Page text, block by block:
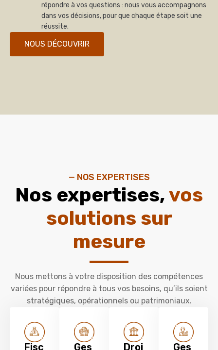
répondre à vos questions : nous vous accompagnons
dans vos décisions, pour que chaque étape soit une
réussite.
NOUS DÉCOUVRIR
— NOS EXPERTISES
Nos expertises, vos
solutions sur
mesure
Nous mettons à votre disposition des compétences
variées pour répondre à tous vos besoins, qu’ils soient
stratégiques, opérationnels ou patrimoniaux.
Fisc Ges Droi Ges